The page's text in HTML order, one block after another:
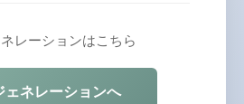
レーションはこちら
ェネレーションへ